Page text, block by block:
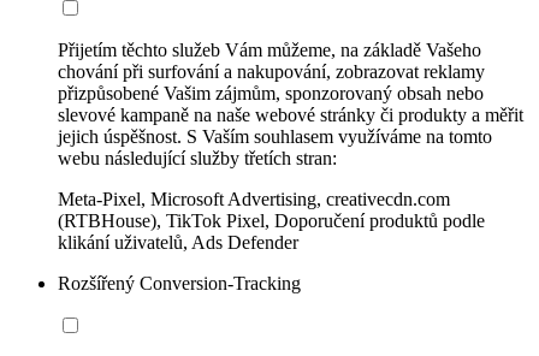
Přijetím těchto služeb Vám můžeme, na základě Vašeho
chování při surfování a nakupování, zobrazovat reklamy
přizpůsobené Vašim zájmům, sponzorovaný obsah nebo
slevové kampaně na naše webové stránky či produkty a měřit
jejich úspěšnost. S Vaším souhlasem využíváme na tomto
webu následující služby třetích stran:
Meta-Pixel, Microsoft Advertising, creativecdn.com
(RTBHouse), TikTok Pixel, Doporučení produktů podle
klikání uživatelů, Ads Defender
Rozšířený Conversion-Tracking